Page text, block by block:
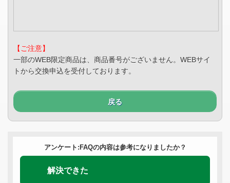
【ご注意】
一部のWEB限定商品は、商品番号がございません。WEBサイ
トから交換申込を受付しております。
戻る
アンケート:FAQの内容は参考になりましたか？
解決できた